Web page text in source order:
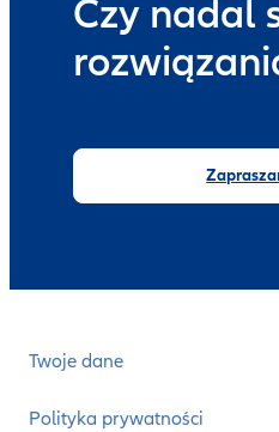
Czy nadal
Twoje dane
Polityka prywatności